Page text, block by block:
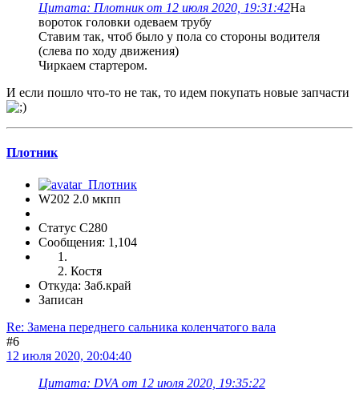
Цитата: Плотник от 12 июля 2020, 19:31:42На
вороток головки одеваем трубу
Ставим так, чтоб было у пола со стороны водителя
(слева по ходу движения)
Чиркаем стартером.
И если пошло что-то не так, то идем покупать новые запчасти
Плотник
W202 2.0 мкпп
Статус C280
Сообщения: 1,104
Костя
Откуда: Заб.край
Записан
Re: Замена переднего сальника коленчатого вала
#6
12 июля 2020, 20:04:40
Цитата: DVA от 12 июля 2020, 19:35:22